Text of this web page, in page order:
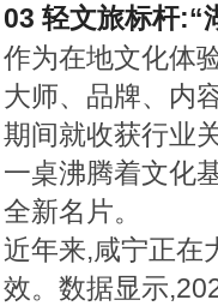
03 轻文旅标杆:“
作为在地文化体
大师、品牌、内
期间就收获行业
一桌沸腾着文化
全新名片。
近年来,咸宁正在
效。数据显示